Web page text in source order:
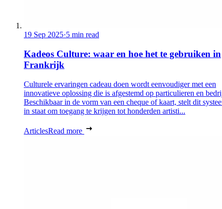
19 Sep 2025·5 min read
Kadeos Culture: waar en hoe het te gebruiken in
Frankrijk
Culturele ervaringen cadeau doen wordt eenvoudiger met een
innovatieve oplossing die is afgestemd op particulieren en
Beschikbaar in de vorm van een cheque of kaart, stelt dit
in staat om toegang te krijgen tot honderden artisti...
ArticlesRead more